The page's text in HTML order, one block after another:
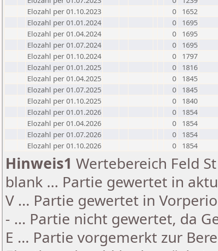
Elozahl per 01.10.2023
0
1652
Elozahl per 01.01.2024
0
1695
Elozahl per 01.04.2024
0
1695
Elozahl per 01.07.2024
0
1695
Elozahl per 01.10.2024
0
1797
Elozahl per 01.01.2025
0
1816
Elozahl per 01.04.2025
0
1845
Elozahl per 01.07.2025
0
1845
Elozahl per 01.10.2025
0
1840
Elozahl per 01.01.2026
0
1854
Elozahl per 01.04.2026
0
1854
Elozahl per 01.07.2026
0
1854
Elozahl per 01.10.2026
0 1854
Hinweis1 Wertebereich Feld
blank ... Partie gewertet in
V ... Partie gewertet in
- ... Partie nicht gewertet, da
E ... Partie vorgemerkt zur